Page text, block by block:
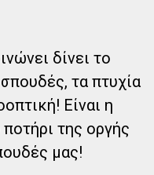
δίνει το
τα πτυχία
Είναι η
της οργής
μας!